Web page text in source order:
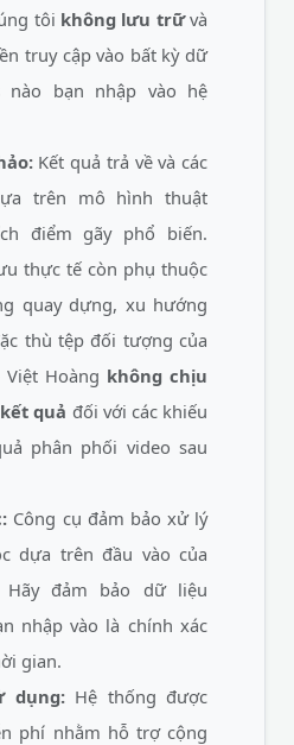
tôi không lưu trữvà
truy cập vào bất kỳ dữ
nào bạn nhập vào hệ
Kết quả trả về và các
trên mô hình thuật
điểm gãy phổ biến.
thực tế còn phụ thuộc
quay dựng, xu hướng
thù tệp đối tượng của
Hoàng không chịu
quả đối với các khiếu
phân phối video sau
Công cụ đảm bảo xử lý
dựa trên đầu vào của
Hãy đảm bảo dữ liệu
nhập vào là chính xác
gian.
dụng:Hệ thống được
phí nhằm hỗ trợ cộng